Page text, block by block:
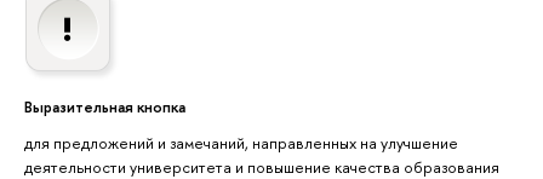
Выразительная кнопка
для предложений и замечаний, направленных на улучшение
деятельности университета и повышение качества образования